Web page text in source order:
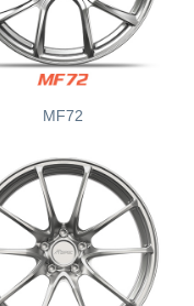
MF72